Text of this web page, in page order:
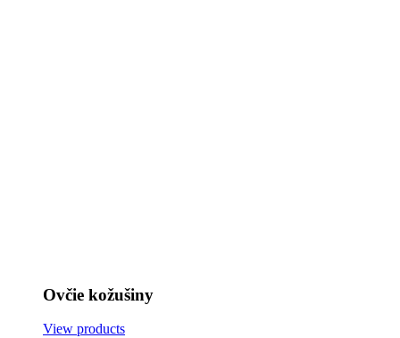
Ovčie kožušiny
View products